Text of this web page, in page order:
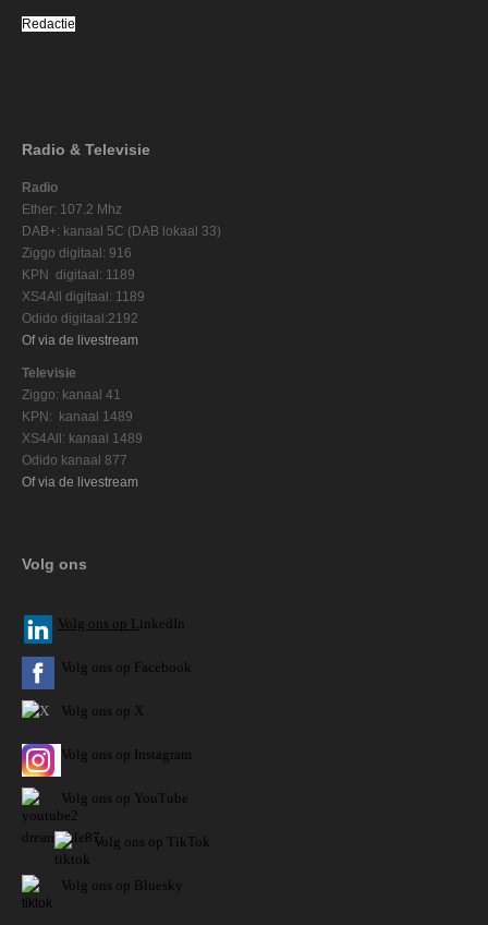
Redactie
Radio & Televisie
Radio
Ether: 107.2 Mhz
DAB+: kanaal 5C (DAB lokaal 33)
Ziggo digitaal: 916
KPN digitaal: 1189
XS4All digitaal: 1189
Odido digitaal:2192
Of via de livestream
Televisie
Ziggo: kanaal 41
KPN: kanaal 1489
XS4All: kanaal 1489
Odido kanaal 877
Of via de livestream
Volg ons
Volg ons op L inkedIn
Volg ons op Facebook
Volg ons op X
Volg ons op Instagram
Volg ons op YouTube
Volg ons op TikTok
Volg ons op Bluesky